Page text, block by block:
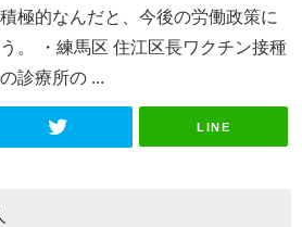
極的なんだと、今後の労働政策に
。 ・練馬区 住江区長ワクチン接種
診療所の ...
LINE